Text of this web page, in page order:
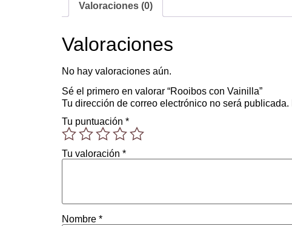
Valoraciones (0)
Valoraciones
No hay valoraciones aún.
Sé el primero en valorar “Rooibos con Vainilla”
Tu dirección de correo electrónico no será publicada.
Tu puntuación *
Tu valoración *
Nombre *